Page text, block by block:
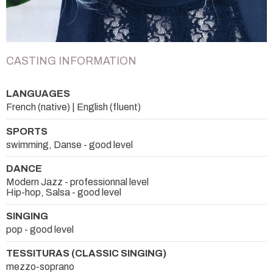
CASTING INFORMATION
LANGUAGES
French (native) | English (fluent)
SPORTS
swimming, Danse - good level
DANCE
Modern Jazz - professionnal level
Hip-hop, Salsa - good level
SINGING
pop - good level
TESSITURAS (CLASSIC SINGING)
mezzo-soprano